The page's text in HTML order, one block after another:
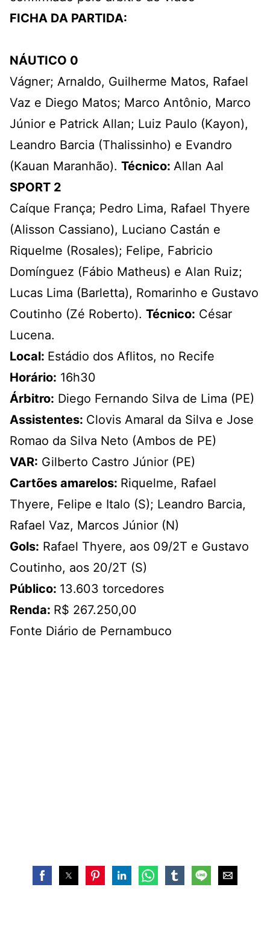
FICHA DA PARTIDA:
NÁUTICO 0
Vágner; Arnaldo, Guilherme Matos, Rafael
Vaz e Diego Matos; Marco Antônio, Marco
Júnior e Patrick Allan; Luiz Paulo (Kayon),
Leandro Barcia (Thalissinho) e Evandro
(Kauan Maranhão). Técnico: Allan Aal
SPORT 2
Caíque França; Pedro Lima, Rafael Thyere
(Alisson Cassiano), Luciano Castán e
Riquelme (Rosales); Felipe, Fabricio
Domínguez (Fábio Matheus) e Alan Ruiz;
Lucas Lima (Barletta), Romarinho e Gustavo
Coutinho (Zé Roberto). Técnico: César
Lucena.
Local: Estádio dos Aflitos, no Recife
Horário: 16h30
Árbitro: Diego Fernando Silva de Lima (PE)
Assistentes: Clovis Amaral da Silva e Jose
Romao da Silva Neto (Ambos de PE)
VAR: Gilberto Castro Júnior (PE)
Cartões amarelos: Riquelme, Rafael
Thyere, Felipe e Italo (S); Leandro Barcia,
Rafael Vaz, Marcos Júnior (N)
Gols: Rafael Thyere, aos 09/2T e Gustavo
Coutinho, aos 20/2T (S)
Público: 13.603 torcedores
Renda: R$ 267.250,00
Fonte Diário de Pernambuco